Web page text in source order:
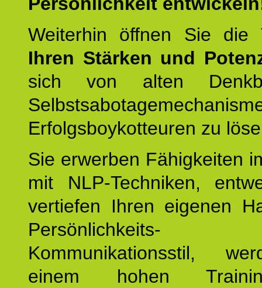
Weiterhin öffnen Sie
Ihren Stärken und
sich von alten
Erfolgsboykotteuren zu
Sie erwerben Fähigkeiten
mit NLP-Techniken,
vertiefen Ihren eigenen
Kommunikationsstil,
einem hohen